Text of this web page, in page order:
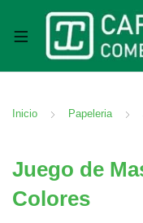
Inicio Papeleria
Juego de
Colores